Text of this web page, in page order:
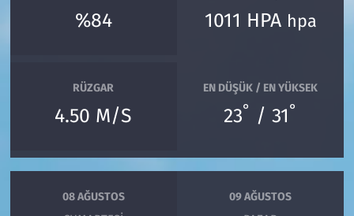
%84 1011 HPA hpa
RÜZGAR
4.50 M/S
EN DÜŞÜK / EN YÜKSEK
23° / 31°
08 AĞUSTOS 09 AĞUSTOS